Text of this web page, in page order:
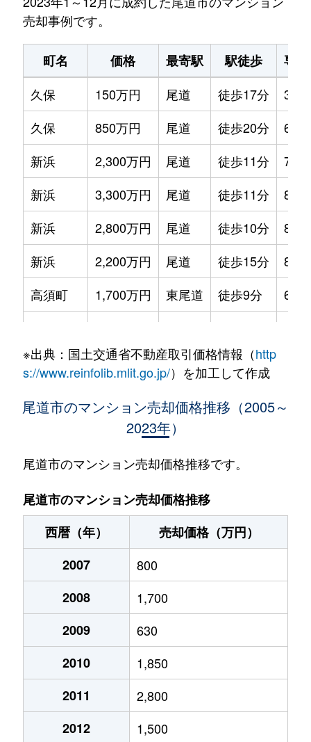
売却事例です。
町名 価格 最寄駅 駅徒歩
専
久保
150万円 尾道 徒歩17分
久保
850万円 尾道 徒歩20分
新浜
2,300万円 尾道 徒歩11分
新浜
3,300万円 尾道 徒歩11分
新浜
2,800万円 尾道 徒歩10分
新浜
2,200万円 尾道 徒歩15分
高須町
1,700万円 東尾道 徒歩9分
※出典：国土交通省不動産取引価格情報（http
s://www.reinfolib.mlit.go.jp/）を加工して作成
尾道市のマンション売却価格推移（2005～
2023年）
尾道市のマンション売却価格推移です。
尾道市のマンション売却価格推移
西暦（年）
売却価格（万円）
2007
800
2008
1,700
2009
630
2010
1,850
2011
2,800
2012
1,500